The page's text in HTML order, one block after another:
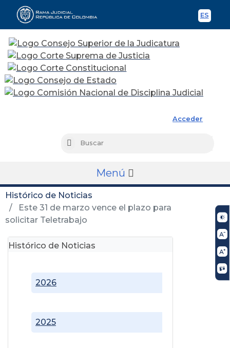
ES
Acceder
Buscar
Menú
Histórico de Noticias
Este 31 de marzo vence el plazo para
solicitar Teletrabajo
Histórico de Noticias
2025
2026